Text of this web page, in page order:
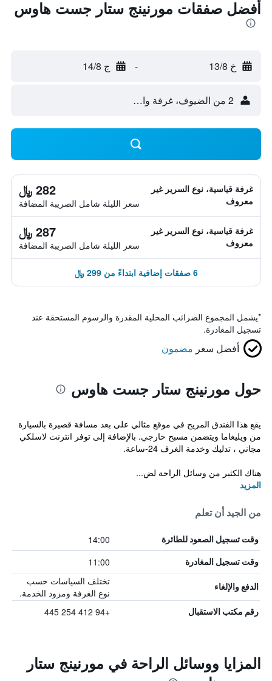
أفضل صفقات مورنينج ستار جست هاوس
خ 13/8 - ج 14/8
2 من الضيوف، غرفة واحدة
غرفة قياسية، نوع السرير غير
معروف
282 ﷼
سعر الليلة شامل الصريبة المضافة
غرفة قياسية، نوع السرير غير
معروف
287 ﷼
سعر الليلة شامل الصريبة المضافة
6 صفقات إضافية ابتداءً من 299 ﷼
*يشمل المجموع الضرائب المحلية المقدرة والرسوم المستحقة عند
تسجيل المغادرة.
أفضل سعر مضمون
حول مورنينج ستار جست هاوس
يقع هذا الفندق المريح في موقع مثالي على بعد مسافة قصيرة بالسيارة
من ويليغاما ويتضمن مسبح خارجي. بالإضافة إلى توفر انترنت لاسلكي
مجاني ، تدليك وخدمة الغرف 24-ساعة.
هناك الكثير من وسائل الراحة لض...
المزيد
من الجيد أن تعلم
وقت تسجيل الصعود للطائرة 14:00
وقت تسجيل المغادرة 11:00
الدفع والإلغاء
تختلف السياسات حسب
نوع الغرفة ومزود الخدمة.
رقم مكتب الاستقبال +94 412 254 445
المزايا ووسائل الراحة في مورنينج ستار